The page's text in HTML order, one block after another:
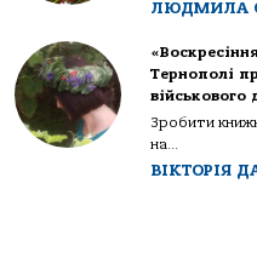
ЛЮДМИЛА
Тернополі
Зробити
на...
ВІКТОРІЯ